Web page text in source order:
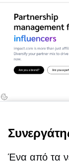
Ένα από τα